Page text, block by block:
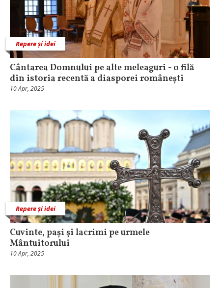
Repere și idei
Cântarea Domnului pe alte meleaguri - o filă
din istoria recentă a diasporei românești
10 Apr, 2025
Repere și idei
Cuvinte, pași și lacrimi pe urmele
Mântuitorului
10 Apr, 2025